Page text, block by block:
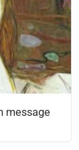
message